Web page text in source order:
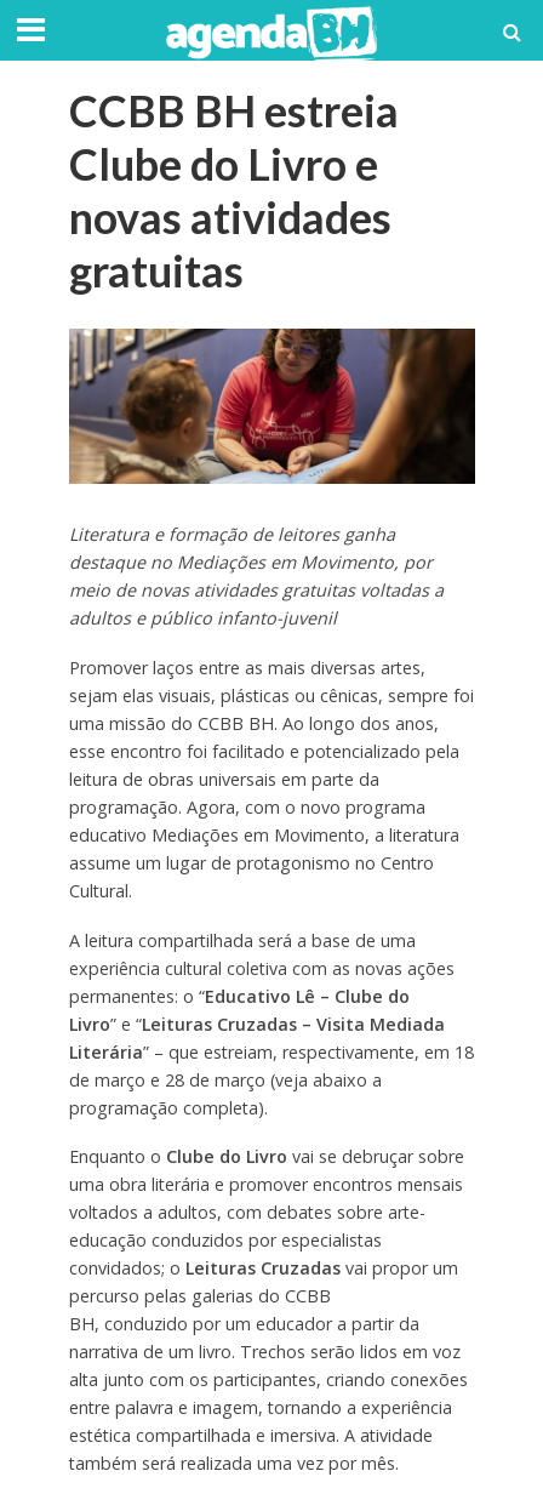
CCBB BH estreia
Clube do Livro e
novas atividades
gratuitas
Literatura e formação de leitores ganha
destaque no Mediações em Movimento, por
meio de novas atividades gratuitas voltadas a
adultos e público infanto-juvenil
Promover laços entre as mais diversas artes,
sejam elas visuais, plásticas ou cênicas, sempre foi
uma missão do CCBB BH. Ao longo dos anos,
esse encontro foi facilitado e potencializado pela
leitura de obras universais em parte da
programação. Agora, com o novo programa
educativo Mediações em Movimento, a literatura
assume um lugar de protagonismo no Centro
Cultural.
A leitura compartilhada será a base de uma
experiência cultural coletiva com as novas ações
permanentes: o “Educativo Lê – Clube do
Livro” e “Leituras Cruzadas – Visita Mediada
Literária” – que estreiam, respectivamente, em 18
de março e 28 de março (veja abaixo a
programação completa).
Enquanto o Clube do Livro vai se debruçar sobre
uma obra literária e promover encontros mensais
voltados a adultos, com debates sobre arte-
educação conduzidos por especialistas
convidados; o Leituras Cruzadasvai propor um
percurso pelas galerias do CCBB
BH, conduzido por um educador a partir da
narrativa de um livro. Trechos serão lidos em voz
alta junto com os participantes, criando conexões
entre palavra e imagem, tornando a experiência
estética compartilhada e imersiva. A atividade
também será realizada uma vez por mês.